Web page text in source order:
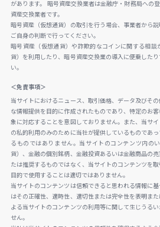
があります。 暗号資産交換業者は金融庁・財務局への
資産交換業者です。
暗号資産（仮想通貨）の取引を行う場合、事業者から説
ご自身の判断で行ってください。
暗号資産（仮想通貨）や詐欺的なコインに関する相
貨）を利用したり、暗号資産交換業の導入に便乗した
い。
＜免責事項＞
当サイトにおけるニュース、取引価格、データ及びそ
な情報提供を目的に作成されたものであり、特定のお
象に対応することを意図しておりません。また、当サ
の私的利用のみのために当社が提供しているものであ
るものではありません。当サイトのコンテンツ内の
貨）、金融の個別銘柄、金融投資あるいは金融商品の
たは推奨するものではなく、当サイトのコンテンツを
目的で使用することは適切ではありません。
当サイトのコンテンツは信頼できると思われる情報に
はその正確性、適時性、適切性または完全性を表明ま
よる当サイトのコンテンツの利用等に関して生じうる
せん。